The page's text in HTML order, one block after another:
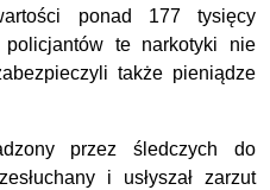
ponad 177 tysięcy
te narkotyki nie
także pieniądze
przez śledczych do
i usłyszał zarzut